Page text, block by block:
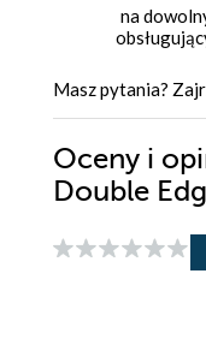
na
Masz pytania?
Oceny i
Double